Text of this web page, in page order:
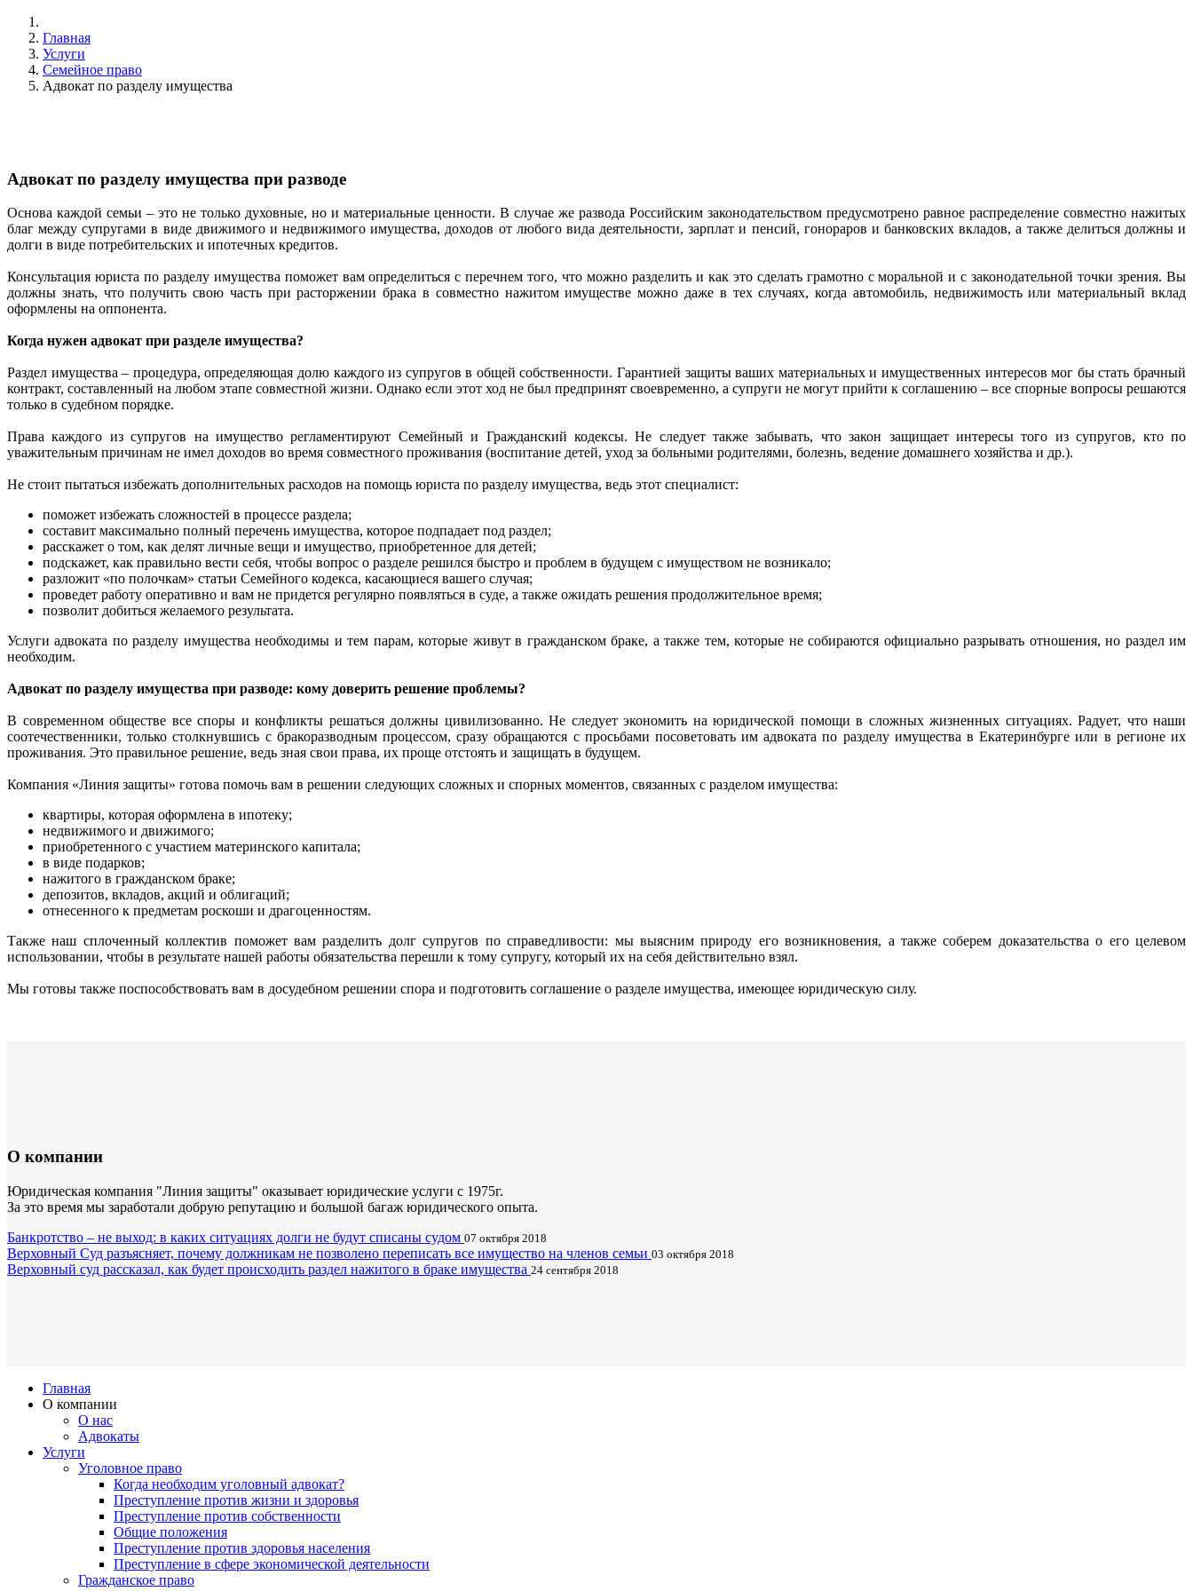
Главная
Услуги
Семейное право
Адвокат по разделу имущества
Адвокат по разделу имущества при разводе
Основа каждой семьи – это не только духовные, но и материальные ценности. В случае же развода Российским законодательством предусмотрено равное распределение совместно нажитых
благ между супругами в виде движимого и недвижимого имущества, доходов от любого вида деятельности, зарплат и пенсий, гонораров и банковских вкладов, а также делиться должны и
долги в виде потребительских и ипотечных кредитов.
Консультация юриста по разделу имущества поможет вам определиться с перечнем того, что можно разделить и как это сделать грамотно с моральной и с законодательной точки зрения. Вы
должны знать, что получить свою часть при расторжении брака в совместно нажитом имуществе можно даже в тех случаях, когда автомобиль, недвижимость или материальный вклад
оформлены на оппонента.
Когда нужен адвокат при разделе имущества?
Раздел имущества – процедура, определяющая долю каждого из супругов в общей собственности. Гарантией защиты ваших материальных и имущественных интересов мог бы стать брачный
контракт, составленный на любом этапе совместной жизни. Однако если этот ход не был предпринят своевременно, а супруги не могут прийти к соглашению – все спорные вопросы решаются
только в судебном порядке.
Права каждого из супругов на имущество регламентируют Семейный и Гражданский кодексы. Не следует также забывать, что закон защищает интересы того из супругов, кто по
уважительным причинам не имел доходов во время совместного проживания (воспитание детей, уход за больными родителями, болезнь, ведение домашнего хозяйства и др.).
Не стоит пытаться избежать дополнительных расходов на помощь юриста по разделу имущества, ведь этот специалист:
поможет избежать сложностей в процессе раздела;
составит максимально полный перечень имущества, которое подпадает под раздел;
расскажет о том, как делят личные вещи и имущество, приобретенное для детей;
подскажет, как правильно вести себя, чтобы вопрос о разделе решился быстро и проблем в будущем с имуществом не возникало;
разложит «по полочкам» статьи Семейного кодекса, касающиеся вашего случая;
проведет работу оперативно и вам не придется регулярно появляться в суде, а также ожидать решения продолжительное время;
позволит добиться желаемого результата.
Услуги адвоката по разделу имущества необходимы и тем парам, которые живут в гражданском браке, а также тем, которые не собираются официально разрывать отношения, но раздел им
необходим.
Адвокат по разделу имущества при разводе: кому доверить решение проблемы?
В современном обществе все споры и конфликты решаться должны цивилизованно. Не следует экономить на юридической помощи в сложных жизненных ситуациях. Радует, что наши
соотечественники, только столкнувшись с бракоразводным процессом, сразу обращаются с просьбами посоветовать им адвоката по разделу имущества в Екатеринбурге или в регионе их
проживания. Это правильное решение, ведь зная свои права, их проще отстоять и защищать в будущем.
Компания «Линия защиты» готова помочь вам в решении следующих сложных и спорных моментов, связанных с разделом имущества:
квартиры, которая оформлена в ипотеку;
недвижимого и движимого;
приобретенного с участием материнского капитала;
в виде подарков;
нажитого в гражданском браке;
депозитов, вкладов, акций и облигаций;
отнесенного к предметам роскоши и драгоценностям.
Также наш сплоченный коллектив поможет вам разделить долг супругов по справедливости: мы выясним природу его возникновения, а также соберем доказательства о его целевом
использовании, чтобы в результате нашей работы обязательства перешли к тому супругу, который их на себя действительно взял.
Мы готовы также поспособствовать вам в досудебном решении спора и подготовить соглашение о разделе имущества, имеющее юридическую силу.
О компании
Юридическая компания "Линия защиты" оказывает юридические услуги с 1975г.
За это время мы заработали добрую репутацию и большой багаж юридического опыта.
Банкротство – не выход: в каких ситуациях долги не будут списаны судом 07 октября 2018
Верховный Суд разъясняет, почему должникам не позволено переписать все имущество на членов семьи 03 октября 2018
Верховный суд рассказал, как будет происходить раздел нажитого в браке имущества 24 сентября 2018
Главная
О компании
О нас
Адвокаты
Услуги
Уголовное право
Когда необходим уголовный адвокат?
Преступление против жизни и здоровья
Преступление против собственности
Общие положения
Преступление против здоровья населения
Преступление в сфере экономической деятельности
Гражданское право